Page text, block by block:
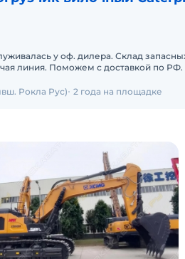
у оф. дилера. Склад
линия. Поможем с доставкой по
Рокла Рус) 2 года на площадке